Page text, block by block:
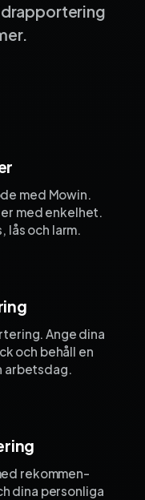
med Mowin.
med enkelhet.
lås och larm.
Ange dina
och behåll en
arbetsdag.
rekommen­
dina personliga